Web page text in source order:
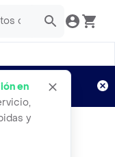
en
y
Aplican TyC